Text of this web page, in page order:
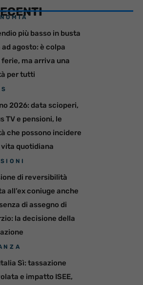
più basso in busta
ad agosto: è colpa
ma arriva una
per tutti
2026: data scioperi,
TV e pensioni, le
che possono incidere
quotidiana
di reversibilità
all’ex coniuge anche
di assegno di
la decisione della
Sì: tassazione
e impatto ISEE,